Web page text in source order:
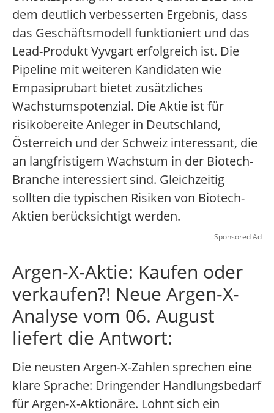
dem deutlich verbesserten Ergebnis, dass
das Geschäftsmodell funktioniert und das
Lead-Produkt Vyvgart erfolgreich ist. Die
Pipeline mit weiteren Kandidaten wie
Empasiprubart bietet zusätzliches
Wachstumspotenzial. Die Aktie ist für
risikobereite Anleger in Deutschland,
Österreich und der Schweiz interessant, die
an langfristigem Wachstum in der Biotech-
Branche interessiert sind. Gleichzeitig
sollten die typischen Risiken von Biotech-
Aktien berücksichtigt werden.
Sponsored Ad
Argen-X-Aktie: Kaufen oder
verkaufen?! Neue Argen-X-
Analyse vom 06. August
liefert die Antwort:
Die neusten Argen-X-Zahlen sprechen eine
klare Sprache: Dringender Handlungsbedarf
für Argen-X-Aktionäre. Lohnt sich ein